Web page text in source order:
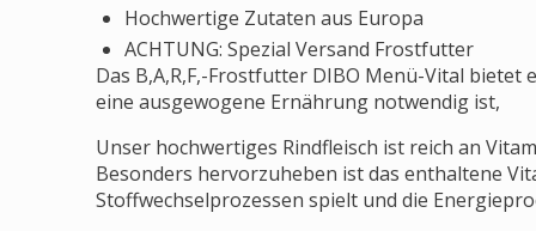
Hochwertige Zutaten aus Europa
ACHTUNG: Spezial Versand Frostfutter
Das B,A,R,F,-Frostfutter DIBO Menü-Vital
eine ausgewogene Ernährung notwendig ist,
Unser hochwertiges Rindfleisch ist reich an
Besonders hervorzuheben ist das enthaltene
Stoffwechselprozessen spielt und die